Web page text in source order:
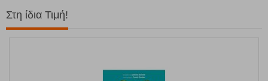
Στη ίδια Τιμή!